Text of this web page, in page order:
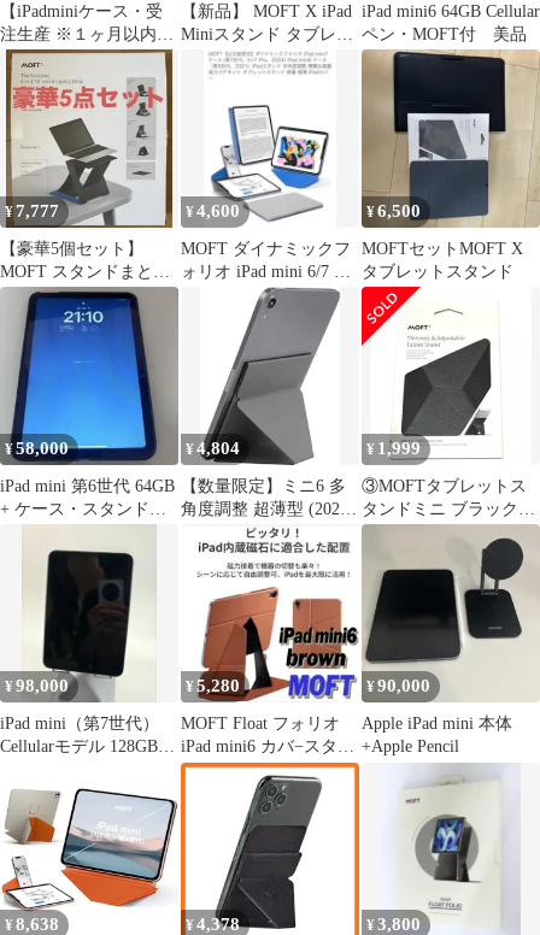
【iPadminiケース・受
注生産 ※１ヶ月以内に
製作発送※】MOFTマ
グパッドmini埋め込み
式 ※マグパッド2個
※MOFT X タブレット
スタンド別売り ☆
本革 イタリアンレザ
ー ブルガロ
BLUGARO
【新品】 MOFT X iPad
Miniスタンド タブレッ
トスタンド iPad mini6
対応 7.9~9.7インチ対応
【リニューアル版】 極
薄 超軽量 折りたたみ
角度調整可能 収納便利
持ち運び便利（グレ
ー） 1
iPad mini6 64GB Cellular
ペン・MOFT付 美品
¥7,777
【豪華5個セット】
MOFT スタンドまとめ
売り（Z / スタンダード
/ ミニ）
¥4,600
MOFT ダイナミックフ
ォリオ iPad mini 6/7 ケ
¥6,500
MOFTセットMOFT X
タブレットスタンド
¥58,000
iPad mini 第6世代 64GB
+ ケース・スタンド・
¥4,804
【数量限定】ミニ6 多
角度調整 超薄型 (2021
年)対応 (2024年) 7.9イ
ンチ~9.7インチに対応
Pro）タブレットスタン
ド mini（A17 軽量 iPad
折り畳み式 iPad Miniス
タンド コンパクト収納
X (グレー) MOFT
¥ 1,999
③MOFTタブレットス
タンドミニ ブラック
Tablet Stand mini
¥98,000
iPad mini（第7世代）
Cellularモデル 128GB
¥ 5,280
MOFT Float フォリオ
iPad mini6 カバ−スタン
ド ブラウン
¥90,000
Apple iPad mini 本体
+Apple Pencil
¥ 8,638 ¥ 4,378 ¥3,800